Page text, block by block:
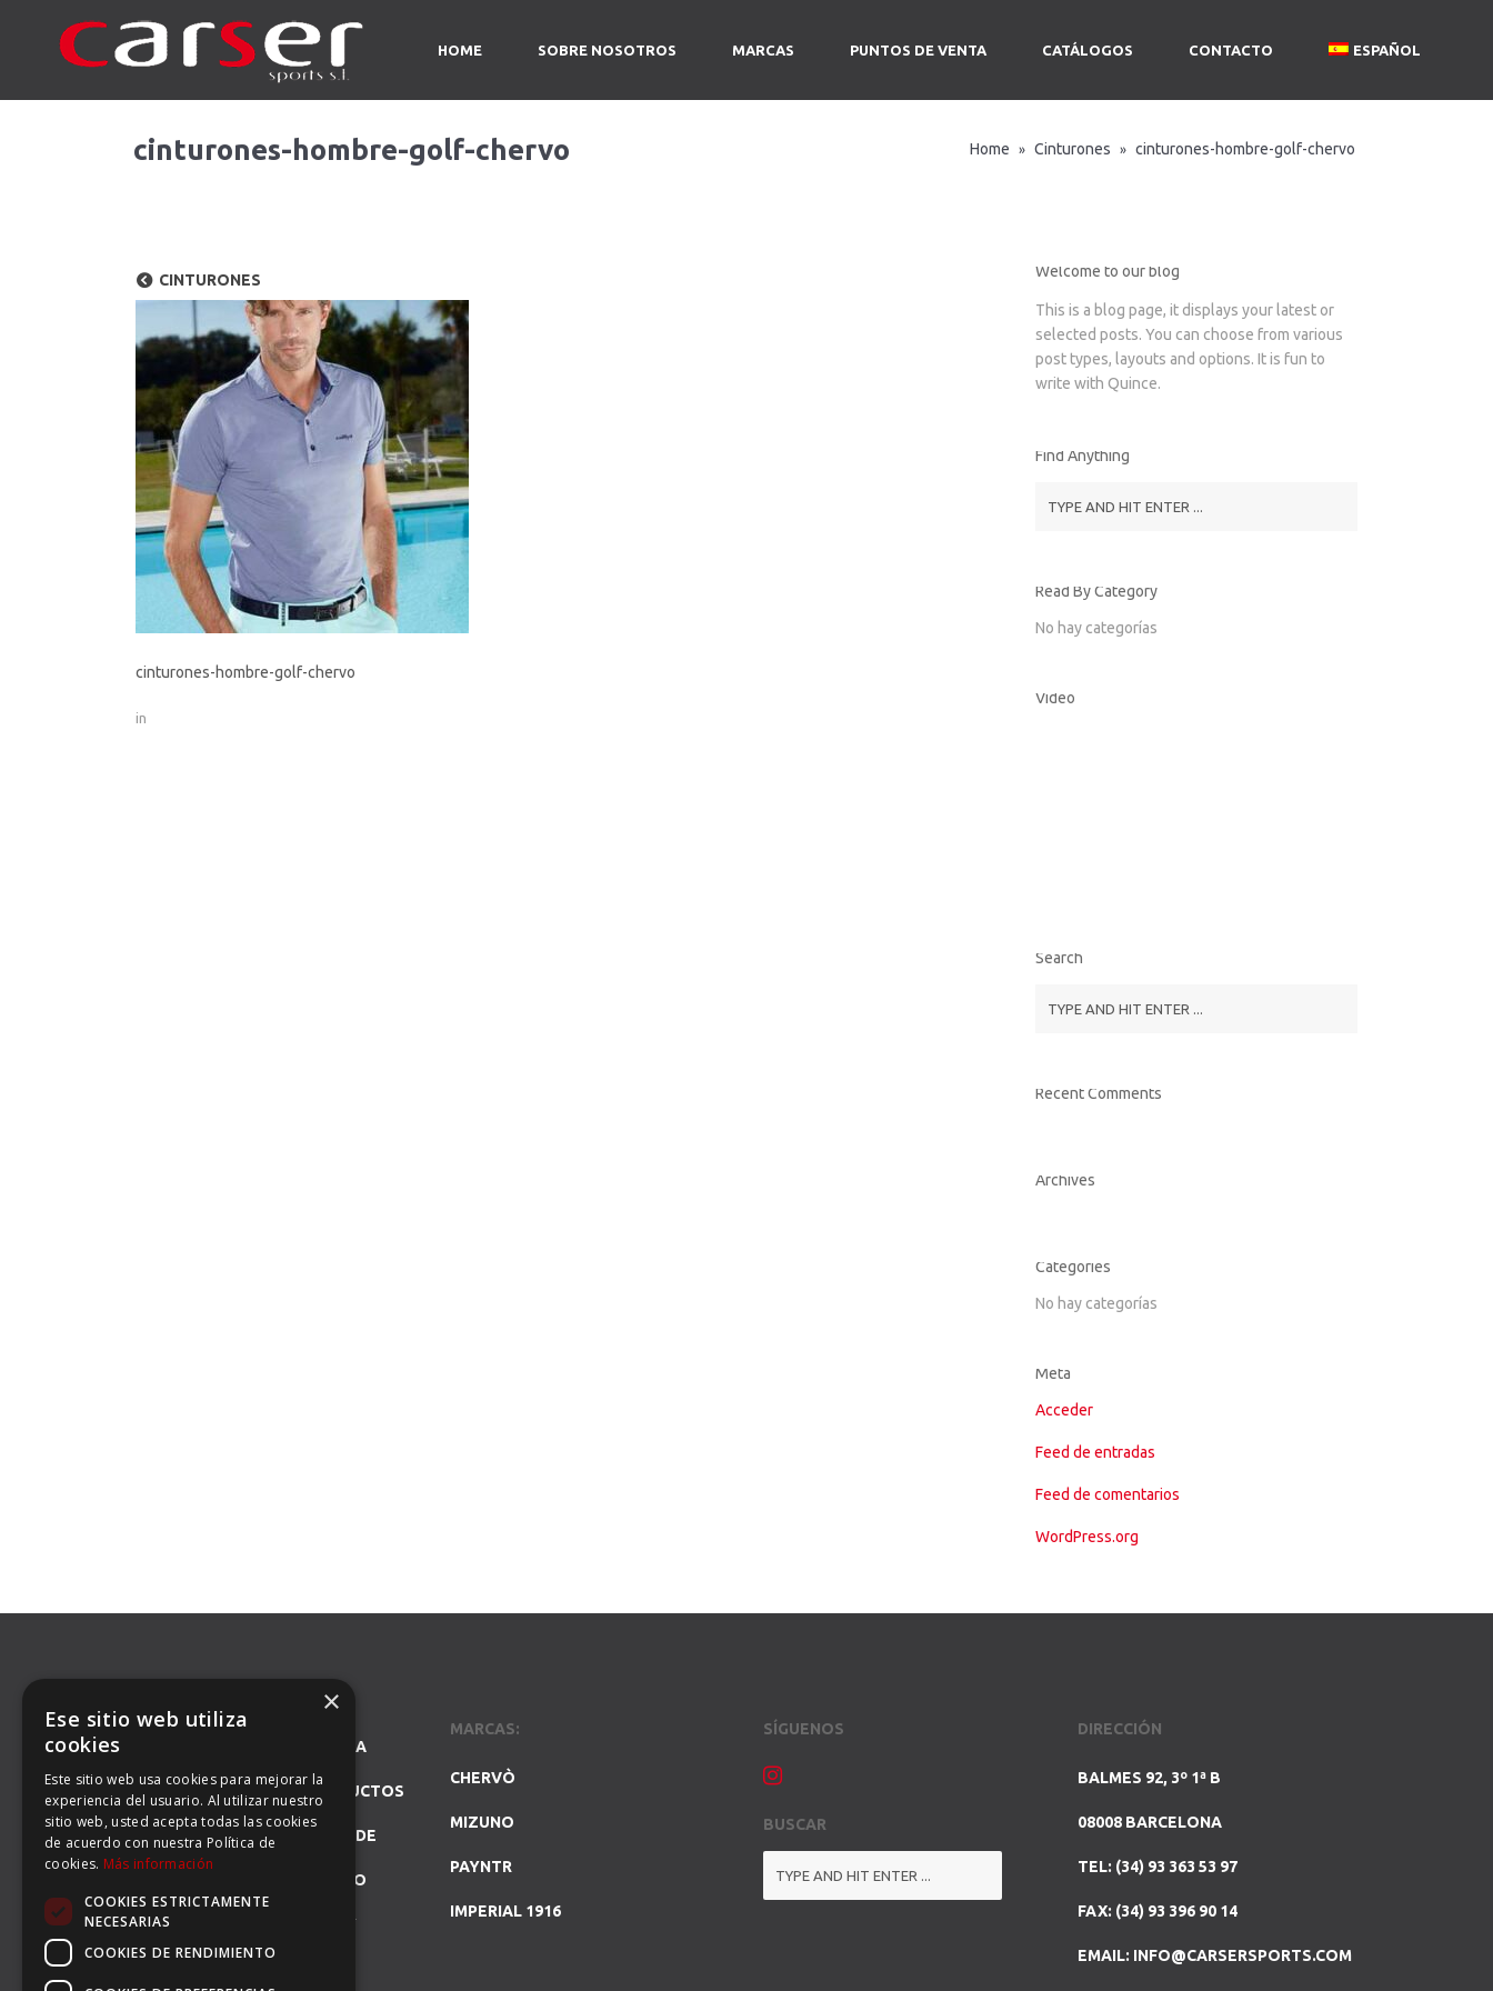
HOME SOBRE NOSOTROS MARCAS PUNTOS DE VENTA CATÁLOGOS CONTACTO ESPAÑOL
cinturones-hombre-golf-chervo Home » Cinturones » cinturones-hombre-golf-chervo
CINTURONES
cinturones-hombre-golf-chervo
in
Welcome to our blog
This is a blog page, it displays your latest or
selected posts. You can choose from various
post types, layouts and options. It is fun to
write with Quince.
Find Anything
Read By Category
No hay categorías
Video
Search
Recent Comments
Archives
Categories
No hay categorías
Meta
Acceder
Feed de entradas
Feed de comentarios
WordPress.org
SOMOS ESPECIALISTAS EN LA
REPRESENTACIÓN DE PRODUCTOS
DE GOLF Y DISTRIBUIDORES DE
MARCAS DE PRESTIGIO COMO
CHERVÒ, GFORE, GLOVE IT Y
MARCAS:
CHERVÒ
MIZUNO
PAYNTR
IMPERIAL 1916
SÍGUENOS
BUSCAR
DIRECCIÓN
BALMES 92, 3º 1ª B
08008 BARCELONA
TEL: (34) 93 363 53 97
FAX: (34) 93 396 90 14
EMAIL: INFO@CARSERSPORTS.COM
×
Ese sitio web utiliza
cookies
Este sitio web usa cookies para mejorar la
experiencia del usuario. Al utilizar nuestro
sitio web, usted acepta todas las cookies
de acuerdo con nuestra Política de
cookies. Más información
COOKIES ESTRICTAMENTE
NECESARIAS
COOKIES DE RENDIMIENTO